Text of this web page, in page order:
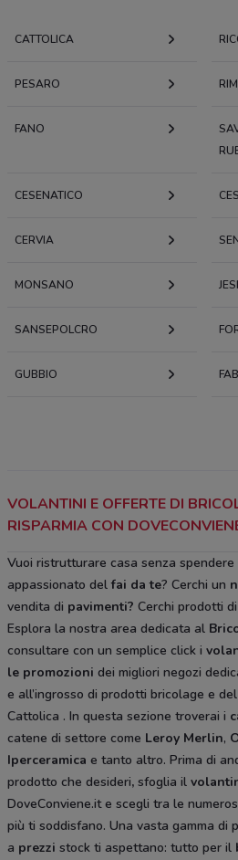
CATTOLICA
PESARO
FANO
CESENATICO
CERVIA
MONSANO JESI
SANSEPOLCRO
GUBBIO
VOLANTINI E OFFERTE DI
RISPARMIA CON
Vuoi ristrutturare casa senza
appassionato delfai da te? Cerchi un
vendita di pavimenti? Cerchi prodotti
Esplora la nostra area dedicata al
consultare con un semplice click i
le promozioni dei migliori negozi
e all’ingrosso di prodotti bricolage e
Cattolica . In questa sezione troverai i
catene di settore come Leroy Merlin,
Iperceramica e tanto altro. Prima di
prodotto che desideri, sfoglia il
DoveConviene.it e scegli tra le
più ti soddisfano. Una vasta gamma di
a prezzi stock ti aspettano: tutto per il